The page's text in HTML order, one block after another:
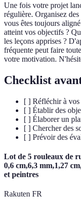
Une fois votre projet
régulière. Organisez
vous êtes toujours
atteint vos objectifs ?
les leçons apprises ?
fréquente peut faire
votre motivation.
Checklist
[ ] Réfléchir à
[ ] Établir des
[ ] Élaborer un
[ ] Chercher des
[ ] Prévoir des
Lot de 5 rouleaux de
0,6 cm,6,3 mm,1,27
et peintres
Rakuten FR